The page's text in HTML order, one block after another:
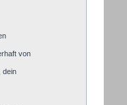
von
dein